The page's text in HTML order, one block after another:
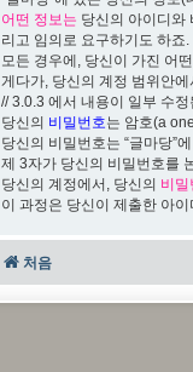
어떤 정보는 당신의 아이디와
리고 임의로 요구하기도 하죠.
모든 경우에, 당신이 가진 어
게다가, 당신의 계정 범위안
// 3.0.3 에서 내용이 일부 수정
당신의 비밀번호는 암호(a
당신의 비밀번호는 “글마당”
제 3자가 당신의 비밀번호를
당신의 계정에서, 당신의 비밀
이 과정은 당신이 제출한 아
처음